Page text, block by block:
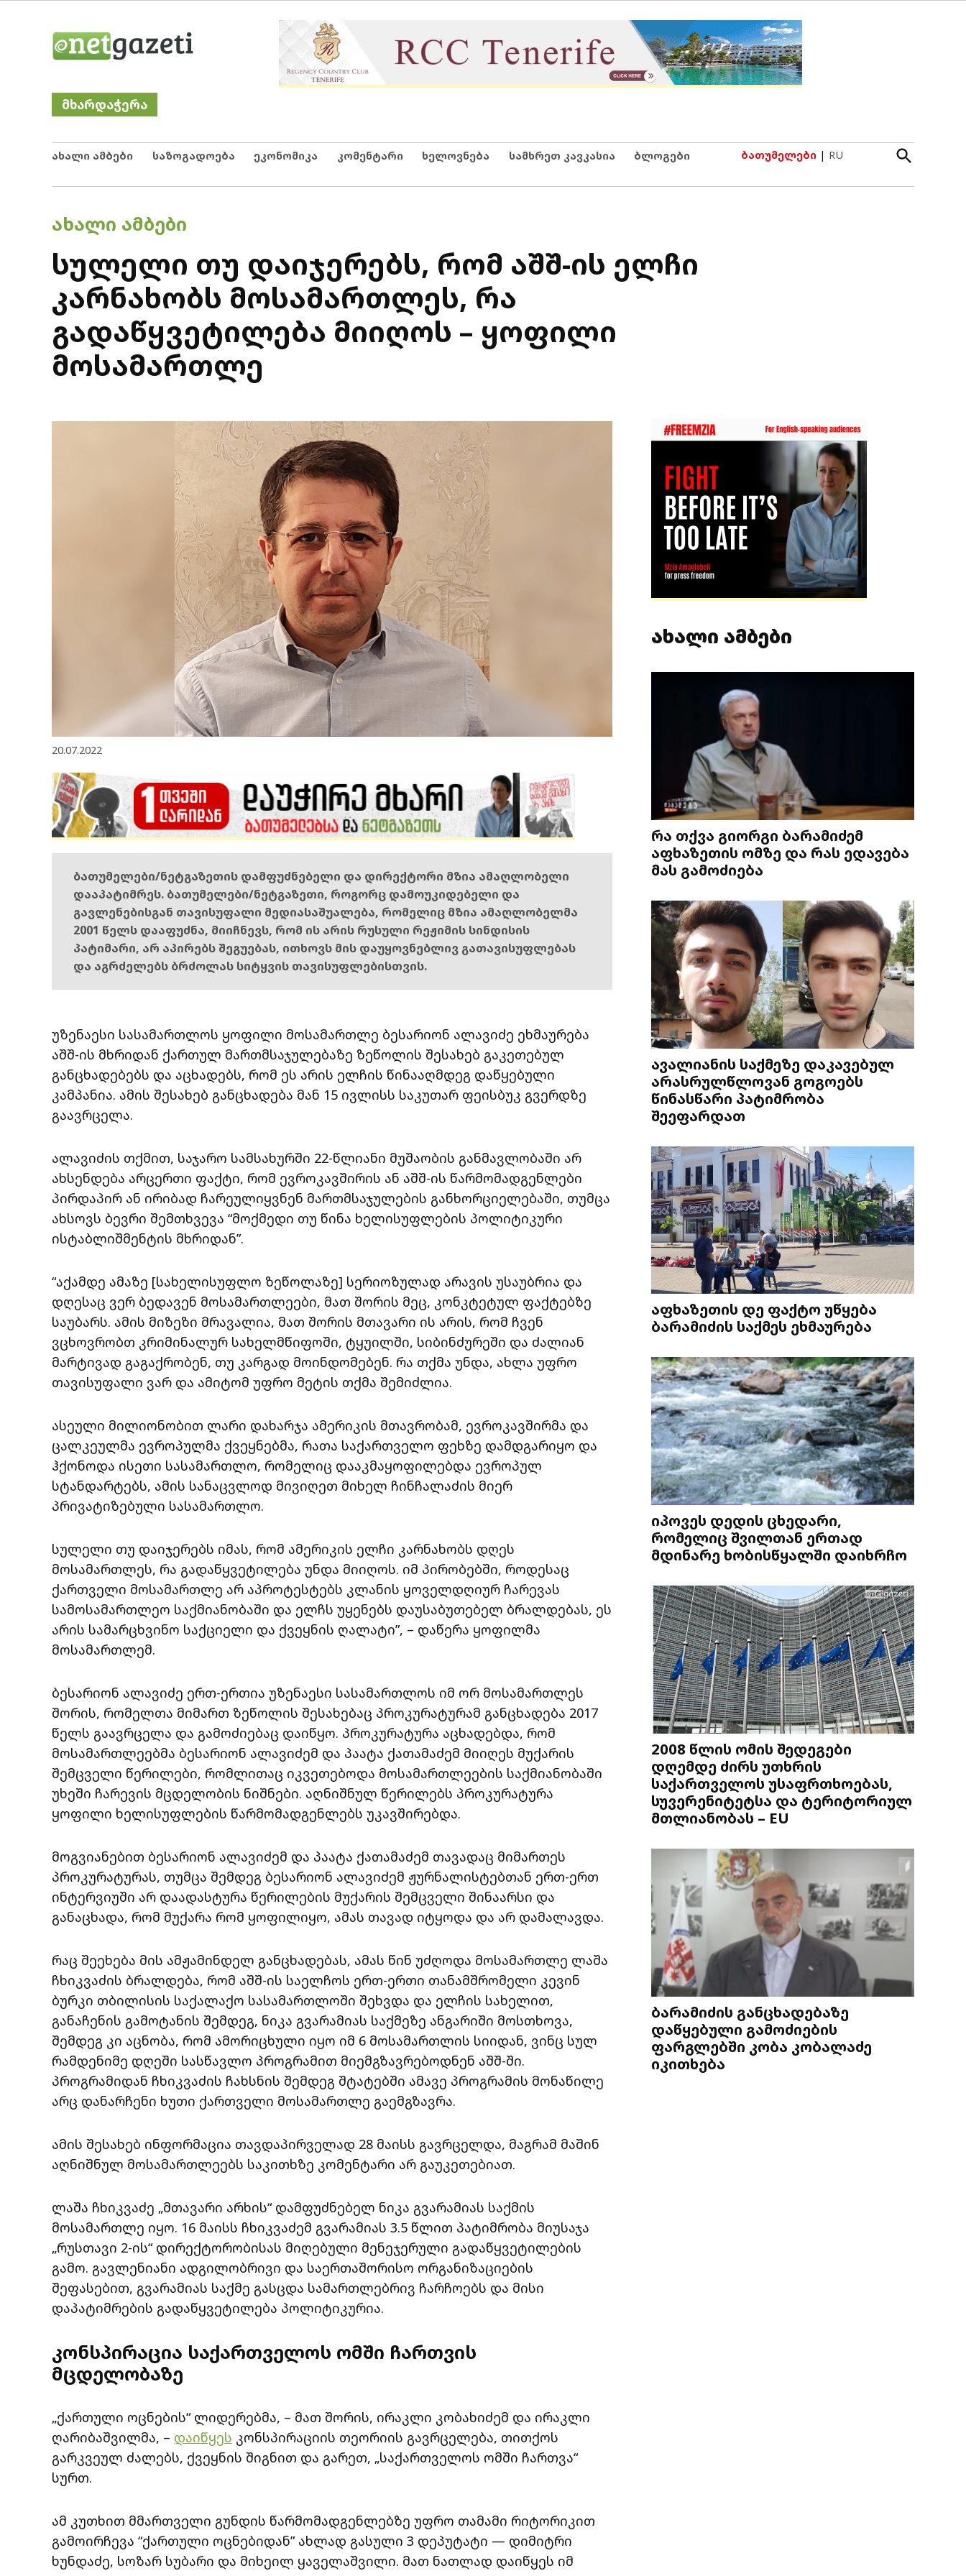
Netgazeti
მხარდაჭერა
ახალი ამბები საზოგადოება ეკონომიკა კომენტარი ხელოვნება სამხრეთ კავკასია ბლოგები ბათუმელები | RU
Open
Search
POSTED
ᲐᲮᲐᲚᲘ ᲐᲛᲑᲔᲑᲘ
სულელი თუ დაიჯერებს, რომ აშშ-ის ელჩი
კარნახობს მოსამართლეს, რა
გადაწყვეტილება მიიღოს – ყოფილი
მოსამართლე
20.07.2022
ბათუმელები/ნეტგაზეთის დამფუძნებელი და დირექტორი მზია ამაღლობელი
დააპატიმრეს. ბათუმელები/ნეტგაზეთი, როგორც დამოუკიდებელი და
გავლენებისგან თავისუფალი მედიასაშუალება, რომელიც მზია ამაღლობელმა
2001 წელს დააფუძნა, მიიჩნევს, რომ ის არის რუსული რეჟიმის სინდისის
პატიმარი, არ აპირებს შეგუებას, ითხოვს მის დაუყოვნებლივ გათავისუფლებას
და აგრძელებს ბრძოლას სიტყვის თავისუფლებისთვის.
უზენაესი სასამართლოს ყოფილი მოსამართლე ბესარიონ ალავიძე ეხმაურება
აშშ-ის მხრიდან ქართულ მართმსაჯულებაზე ზეწოლის შესახებ გაკეთებულ
განცხადებებს და აცხადებს, რომ ეს არის ელჩის წინააღმდეგ დაწყებული
კამპანია. ამის შესახებ განცხადება მან 15 ივლისს საკუთარ ფეისბუკ გვერდზე
გაავრცელა.
ალავიძის თქმით, საჯარო სამსახურში 22-წლიანი მუშაობის განმავლობაში არ
ახსენდება არცერთი ფაქტი, რომ ევროკავშირის ან აშშ-ის წარმომადგენლები
პირდაპირ ან ირიბად ჩარეულიყვნენ მართმსაჯულების განხორციელებაში, თუმცა
ახსოვს ბევრი შემთხვევა “მოქმედი თუ წინა ხელისუფლების პოლიტიკური
ისტაბლიშმენტის მხრიდან”.
“აქამდე ამაზე [სახელისუფლო ზეწოლაზე] სერიოზულად არავის უსაუბრია და
დღესაც ვერ ბედავენ მოსამართლეები, მათ შორის მეც, კონკტეტულ ფაქტებზე
საუბარს. ამის მიზეზი მრავალია, მათ შორის მთავარი ის არის, რომ ჩვენ
ვცხოვრობთ კრიმინალურ სახელმწიფოში, ტყუილში, სიბინძურეში და ძალიან
მარტივად გაგაქრობენ, თუ კარგად მოინდომებენ. რა თქმა უნდა, ახლა უფრო
თავისუფალი ვარ და ამიტომ უფრო მეტის თქმა შემიძლია.
ასეული მილიონობით ლარი დახარჯა ამერიკის მთავრობამ, ევროკავშირმა და
ცალკეულმა ევროპულმა ქვეყნებმა, რათა საქართველო ფეხზე დამდგარიყო და
ჰქონოდა ისეთი სასამართლო, რომელიც დააკმაყოფილებდა ევროპულ
სტანდარტებს, ამის სანაცვლოდ მივიღეთ მიხელ ჩინჩალაძის მიერ
პრივატიზებული სასამართლო.
სულელი თუ დაიჯერებს იმას, რომ ამერიკის ელჩი კარნახობს დღეს
მოსამართლეს, რა გადაწყვეტილება უნდა მიიღოს. იმ პირობებში, როდესაც
ქართველი მოსამართლე არ აპროტესტებს კლანის ყოველდღიურ ჩარევას
სამოსამართლეო საქმიანობაში და ელჩს უყენებს დაუსაბუთებელ ბრალდებას, ეს
არის სამარცხვინო საქციელი და ქვეყნის ღალატი”, – დაწერა ყოფილმა
მოსამართლემ.
ბესარიონ ალავიძე ერთ-ერთია უზენაესი სასამართლოს იმ ორ მოსამართლეს
შორის, რომელთა მიმართ ზეწოლის შესახებაც პროკურატურამ განცხადება 2017
წელს გაავრცელა და გამოძიებაც დაიწყო. პროკურატურა აცხადებდა, რომ
მოსამართლეებმა ბესარიონ ალავიძემ და პაატა ქათამაძემ მიიღეს მუქარის
შემცველი წერილები, რომლითაც იკვეთებოდა მოსამართლეების საქმიანობაში
უხეში ჩარევის მცდელობის ნიშნები. აღნიშნულ წერილებს პროკურატურა
ყოფილი ხელისუფლების წარმომადგენლებს უკავშირებდა.
მოგვიანებით ბესარიონ ალავიძემ და პაატა ქათამაძემ თავადაც მიმართეს
პროკურატურას, თუმცა შემდეგ ბესარიონ ალავიძემ ჟურნალისტებთან ერთ-ერთ
ინტერვიუში არ დაადასტურა წერილების მუქარის შემცველი შინაარსი და
განაცხადა, რომ მუქარა რომ ყოფილიყო, ამას თავად იტყოდა და არ დამალავდა.
რაც შეეხება მის ამჟამინდელ განცხადებას, ამას წინ უძღოდა მოსამართლე ლაშა
ჩხიკვაძის ბრალდება, რომ აშშ-ის საელჩოს ერთ-ერთი თანამშრომელი კევინ
ბურკი თბილისის საქალაქო სასამართლოში შეხვდა და ელჩის სახელით,
განაჩენის გამოტანის შემდეგ, ნიკა გვარამიას საქმეზე ანგარიში მოსთხოვა,
შემდეგ კი აცნობა, რომ ამორიცხული იყო იმ 6 მოსამართლის სიიდან, ვინც სულ
რამდენიმე დღეში სასწავლო პროგრამით მიემგზავრებოდნენ აშშ-ში.
პროგრამიდან ჩხიკვაძის ჩახსნის შემდეგ შტატებში ამავე პროგრამის მონაწილე
არც დანარჩენი ხუთი ქართველი მოსამართლე გაემგზავრა.
ამის შესახებ ინფორმაცია თავდაპირველად 28 მაისს გავრცელდა, მაგრამ მაშინ
აღნიშნულ მოსამართლეებს საკითხზე კომენტარი არ გაუკეთებიათ.
ლაშა ჩხიკვაძე „მთავარი არხის“ დამფუძნებელ ნიკა გვარამიას საქმის
მოსამართლე იყო. 16 მაისს ჩხიკვაძემ გვარამიას 3.5 წლით პატიმრობა მიუსაჯა
„რუსთავი 2-ის“ დირექტორობისას მიღებული მენეჯერული გადაწყვეტილების
გამო. გავლენიანი ადგილობრივი და საერთაშორისო ორგანიზაციების
შეფასებით, გვარამიას საქმე გასცდა სამართლებრივ ჩარჩოებს და მისი
დაპატიმრების გადაწყვეტილება პოლიტიკურია.
კონსპირაცია საქართველოს ომში ჩართვის
მცდელობაზე
„ქართული ოცნების“ ლიდერებმა, – მათ შორის, ირაკლი კობახიძემ და ირაკლი
ღარიბაშვილმა, – დაიწყეს კონსპირაციის თეორიის გავრცელება, თითქოს
გარკვეულ ძალებს, ქვეყნის შიგნით და გარეთ, „საქართველოს ომში ჩართვა“
სურთ.
ამ კუთხით მმართველი გუნდის წარმომადგენლებზე უფრო თამამი რიტორიკით
გამოირჩევა “ქართული ოცნებიდან” ახლად გასული 3 დეპუტატი — დიმიტრი
ხუნდაძე, სოზარ სუბარი და მიხეილ ყაველაშვილი. მათ ნათლად დაიწყეს იმ
ახალი ამბები
რა თქვა გიორგი ბარამიძემ
აფხაზეთის ომზე და რას ედავება
მას გამოძიება
ავალიანის საქმეზე დაკავებულ
არასრულწლოვან გოგოებს
წინასწარი პატიმრობა
შეეფარდათ
აფხაზეთის დე ფაქტო უწყება
ბარამიძის საქმეს ეხმაურება
იპოვეს დედის ცხედარი,
რომელიც შვილთან ერთად
მდინარე ხობისწყალში დაიხრჩო
2008 წლის ომის შედეგები
დღემდე ძირს უთხრის
საქართველოს უსაფრთხოებას,
სუვერენიტეტსა და ტერიტორიულ
მთლიანობას – EU
ბარამიძის განცხადებაზე
დაწყებული გამოძიების
ფარგლებში კობა კობალაძე
იკითხება